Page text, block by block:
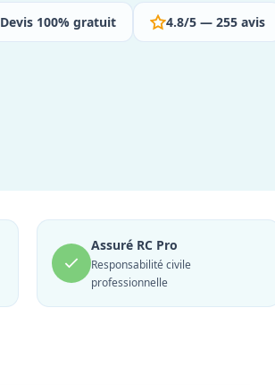
Devis 100% gratuit 4.8/5 — 255 avis
Assuré RC Pro
Responsabilité civile
professionnelle